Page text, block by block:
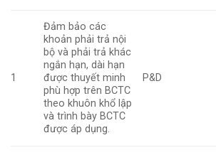
1
Đảm bảo các
khoản phải trả nội
bộ và phải trả khác
ngắn hạn, dài hạn
được thuyết minh
phù hợp trên BCTC
theo khuôn khổ lập
và trình bày BCTC
được áp dụng.
P&D